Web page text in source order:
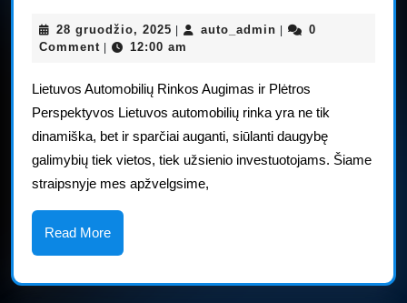
rinka
2020
m.
taps
penkta
28 gruodžio, 2025 28
gruodžio,
auto_admin auto_admin
0
Comment
12:00 am
Lietuvos Automobilių Rinkos Augimas ir Plėtros
Perspektyvos Lietuvos automobilių rinka yra ne tik
dinamiška, bet ir sparčiai auganti, siūlanti daugybę
galimybių tiek vietos, tiek užsienio investuotojams. Šiame
straipsnyje mes apžvelgsime,
Read MoreRead
More